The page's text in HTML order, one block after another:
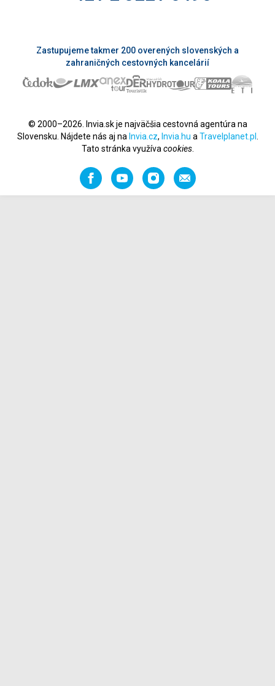
Zastupujeme takmer 200 overených slovenských a
zahraničných cestovných kancelárií
© 2000–2026. Invia.sk je najväčšia cestovná agentúra na
Slovensku. Nájdete nás aj na Invia.cz, Invia.hu a Travelplanet.pl
Tato stránka využíva cookies.
FacebookYouTubeInstagramOdporučiť